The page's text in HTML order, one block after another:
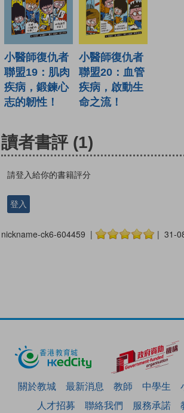
小醫師復仇者
聯盟19：肌肉
疾病，鍛鍊心
志的韌性！
小醫師復仇者
聯盟20：血管
疾病，啟動生
命之流！
讀者書評 (1)
請登入給你的書籍評分
登入
nickname-ck6-604459 | | 31-
關於教城 最新消息 教師 中學生
人才招募
聯絡我們 服務承諾